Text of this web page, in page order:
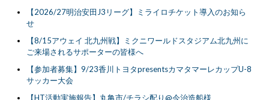
【2026/27明治安田J3リーグ】ミライロチケット導入のお知ら
せ
【8/15アウェイ 北九州戦】ミクニワールドスタジアム北九州に
ご来場されるサポーターの皆様へ
【参加者募集】9/23香川トヨタpresentsカマタマーレカップU-8
サッカー大会
【HT活動実施報告】丸亀市/チラシ配り@今治造船様